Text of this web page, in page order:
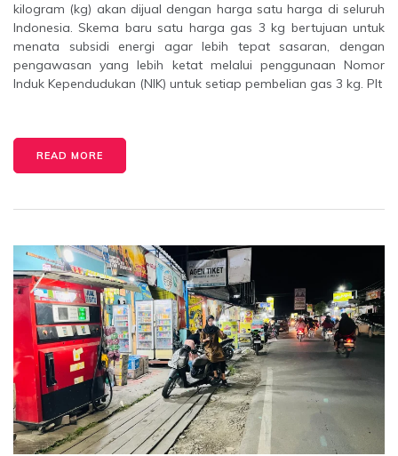
kilogram (kg) akan dijual dengan harga satu harga di seluruh
Indonesia. Skema baru satu harga gas 3 kg bertujuan untuk
menata subsidi energi agar lebih tepat sasaran, dengan
pengawasan yang lebih ketat melalui penggunaan Nomor
Induk Kependudukan (NIK) untuk setiap pembelian gas 3 kg. Plt
READ MORE